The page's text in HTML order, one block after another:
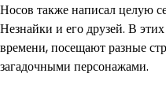
Носов также написал целую
Незнайки и его друзей. В
времени, посещают разные
загадочными персонажами.